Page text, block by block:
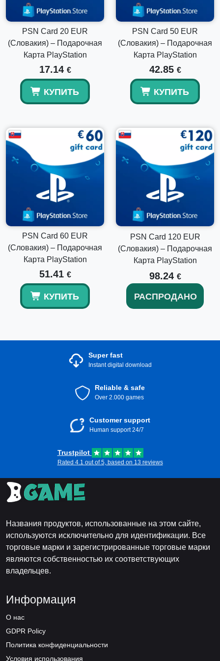
Нет, эта карта PSN имеет региональную блокировку и
работает только с учетными записями PlayStation,
зарегистрированными в Словакии.
PSN Card 20 EUR
(Словакия) – Подарочная
Карта PlayStation
17.14 €
КУПИТЬ
PSN Card 50 EUR
(Словакия) – Подарочная
Карта PlayStation
42.85 €
КУПИТЬ
PSN Card 60 EUR
(Словакия) – Подарочная
Карта PlayStation
51.41 €
КУПИТЬ
PSN Card 120 EUR
(Словакия) – Подарочная
Карта PlayStation
98.24 €
РАСПРОДАНО
Super fast
Instant digital download
Reliable & safe
Over 2.000 games
Customer support
Human support 24/7
Trustpilot
Rated 4.1 out of 5, based on 13 reviews
Названия продуктов, использованные на этом сайте,
используются исключительно для идентификации. Все
торговые марки и зарегистрированные торговые марки
являются собственностью их соответствующих
владельцев.
Информация
О нас
GDPR Policy
Политика конфиденциальности
Условия использования